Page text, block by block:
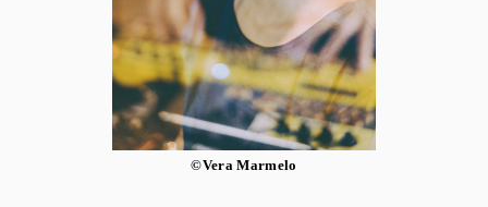
©Vera Marmelo